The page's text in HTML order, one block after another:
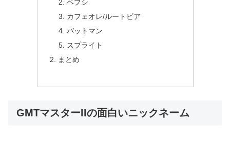
ペプシ
カフェオレ/ルートビア
バットマン
スプライト
まとめ
GMTマスターIIの面白いニックネーム